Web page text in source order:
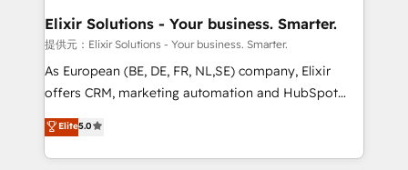
built to scale.
greatness, which is achieved through creating
absolute clarity, derived from a well-defined
strategy, executed well, and reported on with clear
results. The culture is driven by core values; Joy, Grit,
Mindedness, and Clarity. We are driven to win for the
collective good of the company and its clientele, and
Elixir Solutions - Your business. Smarter.
提供元：Elixir Solutions - Your business. Smarter.
As European (BE, DE, FR, NL,SE) company, Elixir
offers CRM, marketing automation and HubSpot
integration products and services to mid-market
and enterprise customers. We ensure that your sales,
service and marketing department operates in the
Elite5.0